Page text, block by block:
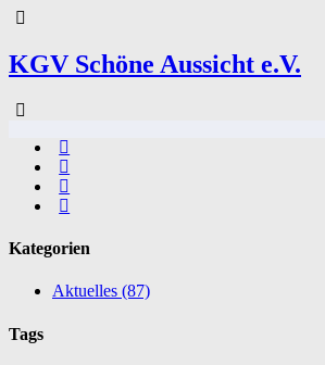
KGV Schöne Aussicht e.V.
Kategorien
Aktuelles (87)
Tags